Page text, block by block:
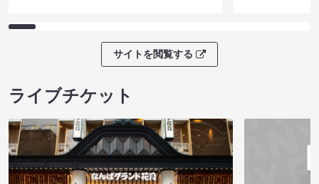
サイトを閲覧する
ライブチケット